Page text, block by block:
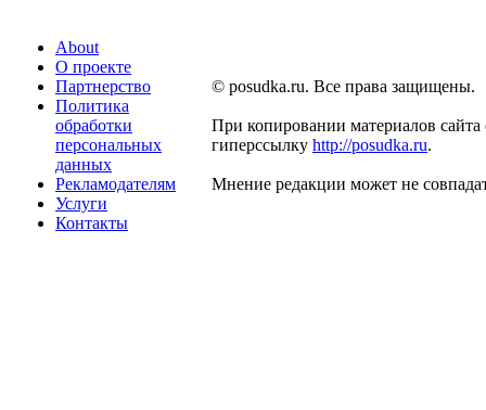
About
О проекте
Партнерство
Политика
обработки
персональных
данных
Рекламодателям
Услуги
Контакты
© posudka.ru. Все права защищены.
При копировании материалов сайта
гиперссылку http://posudka.ru.
Мнение редакции может не